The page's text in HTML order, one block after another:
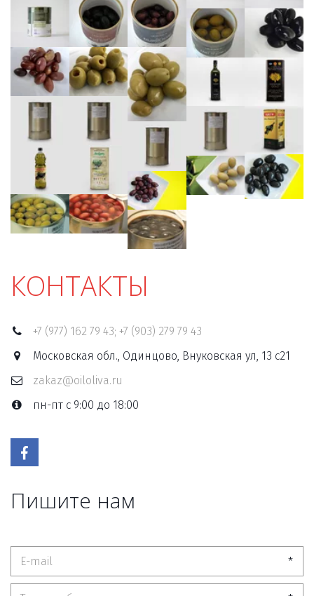
КОНТАКТЫ
+7 (977) 162 79 43; +7 (903) 279 79 43
Московская обл., Одинцово, Внуковская ул, 13 с21
zakaz@oiloliva.ru
пн-пт с 9:00 до 18:00
Пишите нам
*